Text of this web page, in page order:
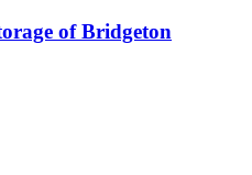
of Bridgeton